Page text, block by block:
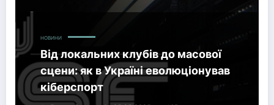
НОВИНИ
Від локальних клубів до масової
сцени: як в Україні еволюціонував
кіберспорт